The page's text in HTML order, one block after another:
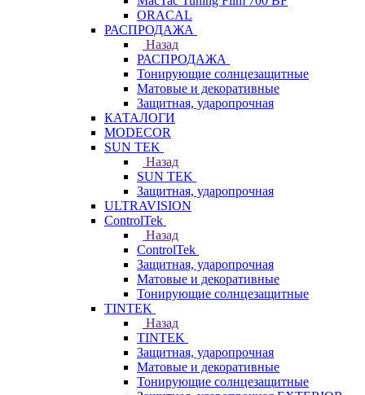
ORACAL
РАСПРОДАЖА
Назад
РАСПРОДАЖА
Тонирующие солнцезащитные
Матовые и декоративные
Защитная, ударопрочная
КАТАЛОГИ
MODECOR
SUN TEK
Назад
SUN TEK
Защитная, ударопрочная
ULTRAVISION
ControlTek
Назад
ControlTek
Защитная, ударопрочная
Матовые и декоративные
Тонирующие солнцезащитные
TINTEK
Назад
TINTEK
Защитная, ударопрочная
Матовые и декоративные
Тонирующие солнцезащитные